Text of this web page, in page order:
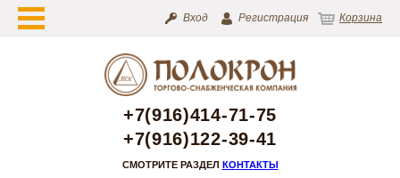
Вход Регистрация Корзина
+7(916)414-71-75
+7(916)122-39-41
СМОТРИТЕ РАЗДЕЛ КОНТАКТЫ